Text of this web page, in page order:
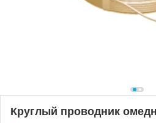
Круглый проводник